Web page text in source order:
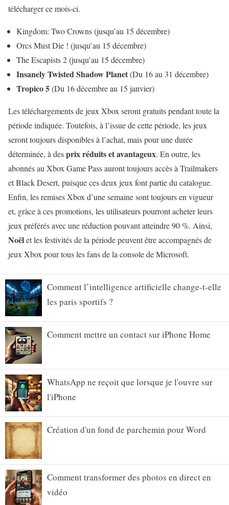
télécharger ce mois-ci.
Kingdom: Two Crowns (jusqu’au 15 décembre)
Orcs Must Die ! (jusqu’au 15 décembre)
The Escapists 2 (jusqu’au 15 décembre)
Insanely Twisted Shadow Planet(Du 16 au 31 décembre)
Tropico 5(Du 16 décembre au 15 janvier)
Les téléchargements de jeux Xbox seront gratuits pendant toute la
période indiquée. Toutefois, à l’issue de cette période, les jeux
seront toujours disponibles à l’achat, mais pour une durée
déterminée, à desprix réduits et avantageux. En outre, les
abonnés au Xbox Game Pass auront toujours accès à Trailmakers
et Black Desert, puisque ces deux jeux font partie du catalogue.
Enfin, les remises Xbox d’une semaine sont toujours en vigueur
et, grâce à ces promotions, les utilisateurs pourront acheter leurs
jeux préférés avec une réduction pouvant atteindre 90 %. Ainsi,
Noëlet les festivités de la période peuvent être accompagnés de
jeux Xbox pour tous les fans de la console de Microsoft.
Comment l’intelligence artificielle change-t-elle
les paris sportifs ?
Comment mettre un contact sur iPhone Home
WhatsApp ne reçoit que lorsque je l'ouvre sur
l'iPhone
Création d'un fond de parchemin pour Word
Comment transformer des photos en direct en
vidéo